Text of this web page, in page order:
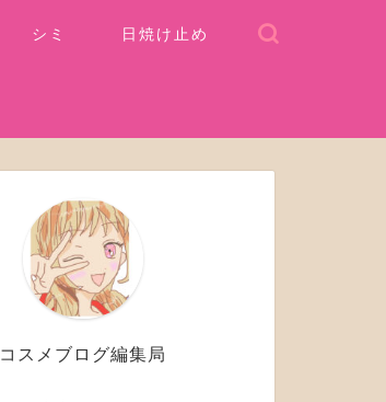
シミ 日焼け止め
コスメブログ編集局